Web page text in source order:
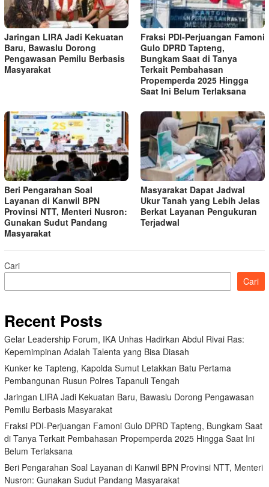
Jaringan LIRA Jadi Kekuatan
Baru, Bawaslu Dorong
Pengawasan Pemilu Berbasis
Masyarakat
Fraksi PDI-Perjuangan Famoni
Gulo DPRD Tapteng,
Bungkam Saat di Tanya
Terkait Pembahasan
Propemperda 2025 Hingga
Saat Ini Belum Terlaksana
Beri Pengarahan Soal
Layanan di Kanwil BPN
Provinsi NTT, Menteri Nusron:
Gunakan Sudut Pandang
Masyarakat
Masyarakat Dapat Jadwal
Ukur Tanah yang Lebih Jelas
Berkat Layanan Pengukuran
Terjadwal
Cari
Cari
Recent Posts
Gelar Leadership Forum, IKA Unhas Hadirkan Abdul Rivai Ras:
Kepemimpinan Adalah Talenta yang Bisa Diasah
Kunker ke Tapteng, Kapolda Sumut Letakkan Batu Pertama
Pembangunan Rusun Polres Tapanuli Tengah
Jaringan LIRA Jadi Kekuatan Baru, Bawaslu Dorong Pengawasan
Pemilu Berbasis Masyarakat
Fraksi PDI-Perjuangan Famoni Gulo DPRD Tapteng, Bungkam Saat
di Tanya Terkait Pembahasan Propemperda 2025 Hingga Saat Ini
Belum Terlaksana
Beri Pengarahan Soal Layanan di Kanwil BPN Provinsi NTT, Menteri
Nusron: Gunakan Sudut Pandang Masyarakat